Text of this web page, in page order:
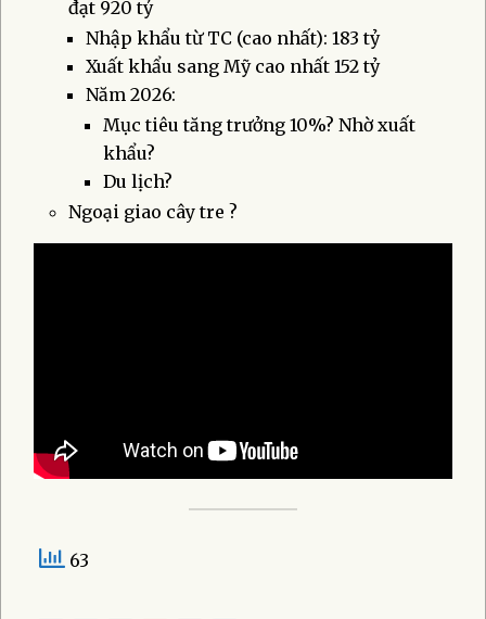
đạt 920 tỷ
Nhập khẩu từ TC (cao nhất): 183 tỷ
Xuất khẩu sang Mỹ cao nhất 152 tỷ
Năm 2026:
Mục tiêu tăng trưởng 10%? Nhờ xuất
khẩu?
Du lịch?
Ngoại giao cây tre ?
63